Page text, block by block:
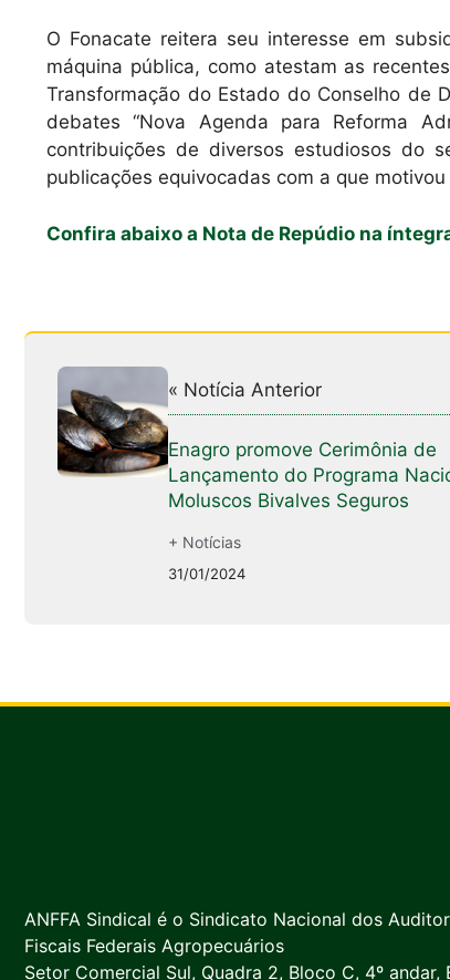
O Fonacate reitera seu interesse em
máquina pública, como atestam as
Transformação do Estado do Conselho de
debates “Nova Agenda para Reforma
contribuições de diversos estudiosos do
publicações equivocadas com a que
Confira abaixo a Nota de Repúdio na
« Notícia Anterior
Enagro promove Cerimônia de
Lançamento do Programa
Moluscos Bivalves Seguros
+ Notícias
31/01/2024
ANFFA Sindical é o Sindicato Nacional dos
Fiscais Federais Agropecuários
Setor Comercial Sul, Quadra 2, Bloco C, 4º andar,